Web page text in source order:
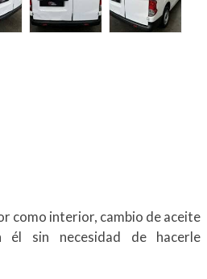
como interior, cambio de aceite
sin necesidad de hacerle